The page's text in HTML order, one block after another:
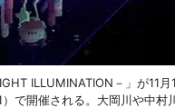
ILLUMINATION－」が11
で開催される。大岡川や中村